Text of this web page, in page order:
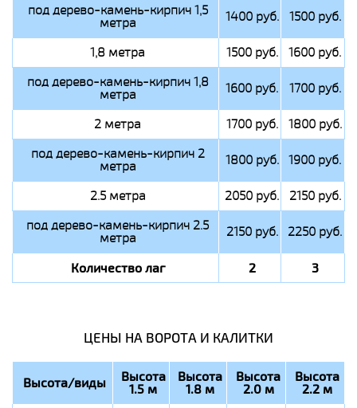
под дерево-камень-кирпич 1,5
метра 1400 руб. 1500 руб.
1,8 метра 1500 руб.
1600 руб.
под дерево-камень-кирпич 1,8
метра 1600 руб. 1700 руб.
2 метра 1700 руб.
1800 руб.
под дерево-камень-кирпич 2
метра 1800 руб. 1900 руб.
2.5 метра 2050 руб.
2150 руб.
под дерево-камень-кирпич 2.5
метра 2150 руб. 2250 руб.
Количество лаг 2 3
ЦЕНЫ НА ВОРОТА И КАЛИТКИ
Высота/виды Высота
1.5 м
Высота
1.8 м
Высота
2.0 м
Высота
2.2 м